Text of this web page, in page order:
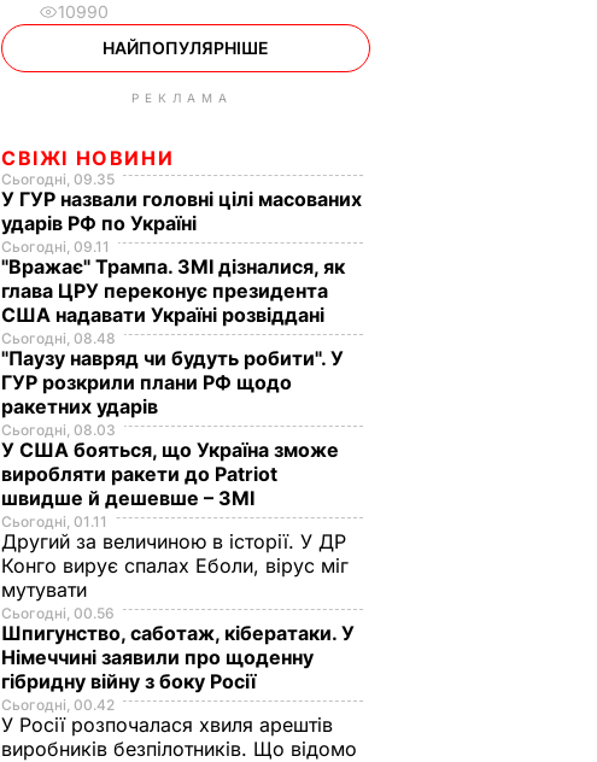
10990
НАЙПОПУЛЯРНІШЕ
РЕКЛАМА
СВІЖІ НОВИНИ
Сьогодні, 09.35
У ГУР назвали головні цілі масованих
ударів РФ по Україні
Сьогодні, 09.11
"Вражає" Трампа. ЗМІ дізналися, як
глава ЦРУ переконує президента
США надавати Україні розвіддані
Сьогодні, 08.48
"Паузу навряд чи будуть робити". У
ГУР розкрили плани РФ щодо
ракетних ударів
Сьогодні, 08.03
У США бояться, що Україна зможе
виробляти ракети до Patriot
швидше й дешевше – ЗМІ
Сьогодні, 01.11
Другий за величиною в історії. У ДР
Конго вирує спалах Еболи, вірус міг
мутувати
Сьогодні, 00.56
Шпигунство, саботаж, кібератаки. У
Німеччині заявили про щоденну
гібридну війну з боку Росії
Сьогодні, 00.42
У Росії розпочалася хвиля арештів
виробників безпілотників. Що відомо